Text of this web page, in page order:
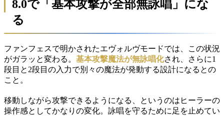
8.0で「基本攻撃が全部無詠唱」にな
る
ファンフェスで明かされたエヴォルヴモードでは、この状況
がガラッと変わる。 基本攻撃魔法が無詠唱化され、さらに1
段目と2段目の入力で別々の魔法が発動する設計になるとの
こと。
移動しながら攻撃できるようになる、というのはヒーラーの
操作感としてかなりの変化。詠唱を守るために足を止めてい